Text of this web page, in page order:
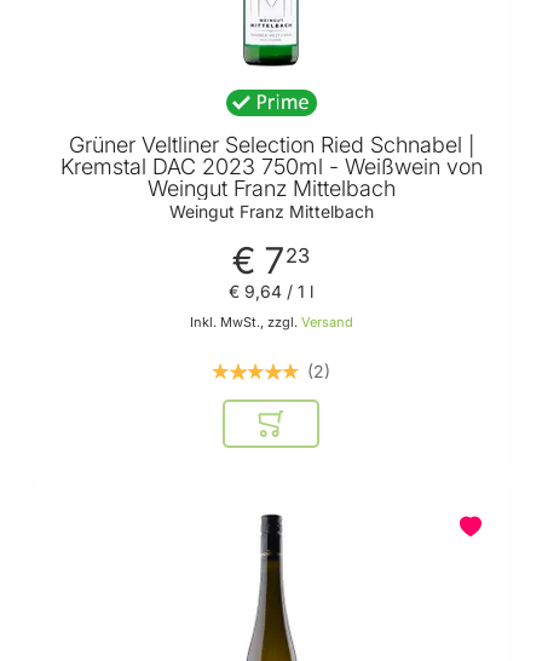
Grüner Veltliner Selection Ried Schnabel |
Kremstal DAC 2023 750ml - Weißwein von
Weingut Franz Mittelbach
Weingut Franz Mittelbach
€ 723
Inkl. MwSt., zzgl. Versand
€ 9,64 / 1 l
2
In den Warenkorb